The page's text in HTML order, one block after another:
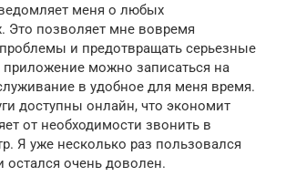
меня о любых
Это позволяет мне вовремя
проблемы и предотвращать серьезные
можно записаться на
в удобное для меня время.
доступны онлайн, что экономит
от необходимости звонить в
Я уже несколько раз пользовался
остался очень доволен.